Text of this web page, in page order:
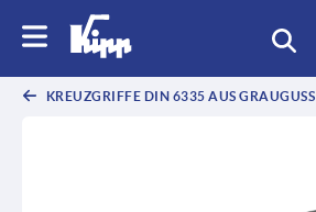
KREUZGRIFFE DIN 6335 AUS GRAUGUSS